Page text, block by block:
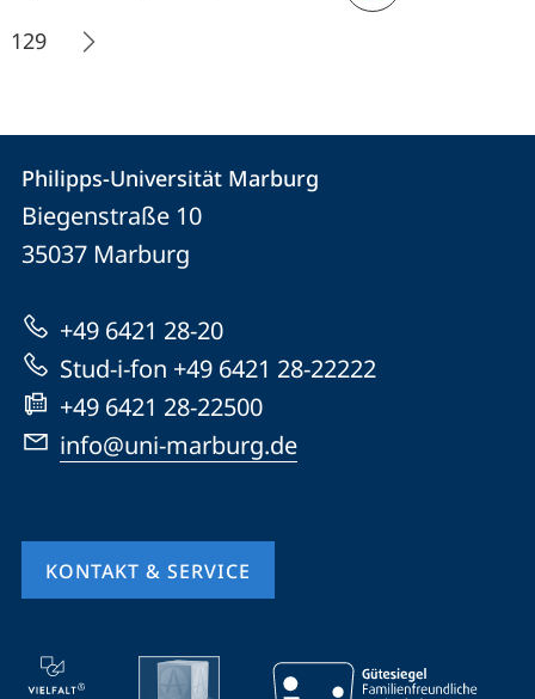
129
Kontakt
und
Informationen
zur
Website
Kontaktinformationen
Philipps-
Universität
Marburg
Philipps-Universität Marburg
Biegenstraße 10
35037 Marburg
+49 6421 28-20
Stud-i-fon +49 6421 28-22222
+49 6421 28-22500
info@uni-marburg.de
KONTAKT & SERVICE
Mobile-